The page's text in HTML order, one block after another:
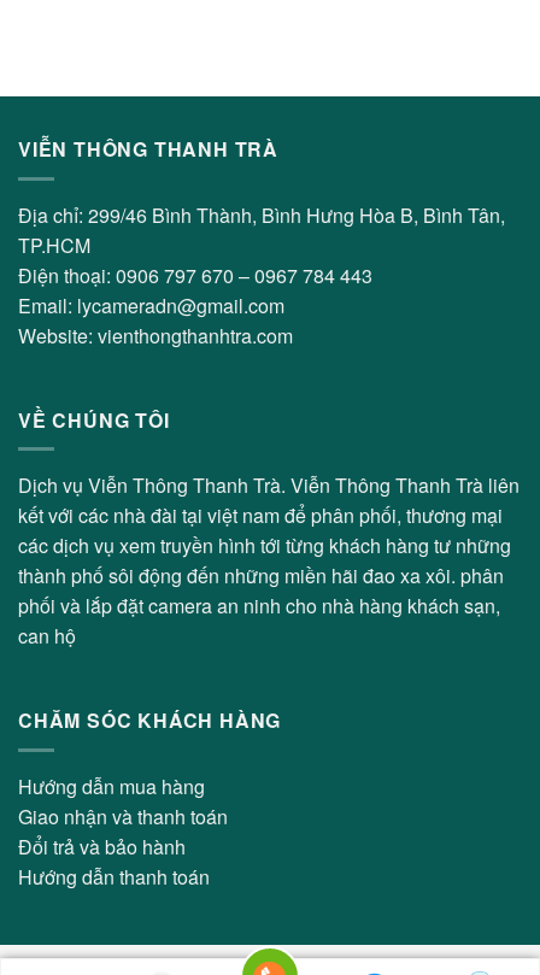
VIỄN THÔNG THANH TRÀ
Địa chỉ: 299/46 Bình Thành, Bình Hưng Hòa B, Bình Tân,
TP.HCM
Điện thoại: 0906 797 670 – 0967 784 443
Email: lycameradn@gmail.com
Website: vienthongthanhtra.com
VỀ CHÚNG TÔI
Dịch vụ Viễn Thông Thanh Trà. Viễn Thông Thanh Trà liên
kết với các nhà đài tại việt nam để phân phối, thương mại
các dịch vụ xem truyền hình tới từng khách hàng tư những
thành phố sôi động đến những miền hãi đao xa xôi. phân
phối và lắp đặt camera an ninh cho nhà hàng khách sạn,
can hộ
CHĂM SÓC KHÁCH HÀNG
Hướng dẫn mua hàng
Giao nhận và thanh toán
Đổi trả và bảo hành
Hướng dẫn thanh toán